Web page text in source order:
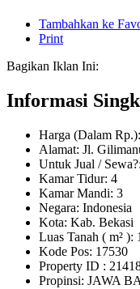
Tambahkan ke
Print
Bagikan Iklan Ini:
Informasi
Harga (Dalam
Alamat: Jl.
Untuk Jual /
Kamar Tidur: 4
Kamar Mandi: 3
Negara: Indonesia
Kota: Kab. Bekasi
Luas Tanah ( m² ):
Kode Pos: 17530
Property ID :
Propinsi: JAWA